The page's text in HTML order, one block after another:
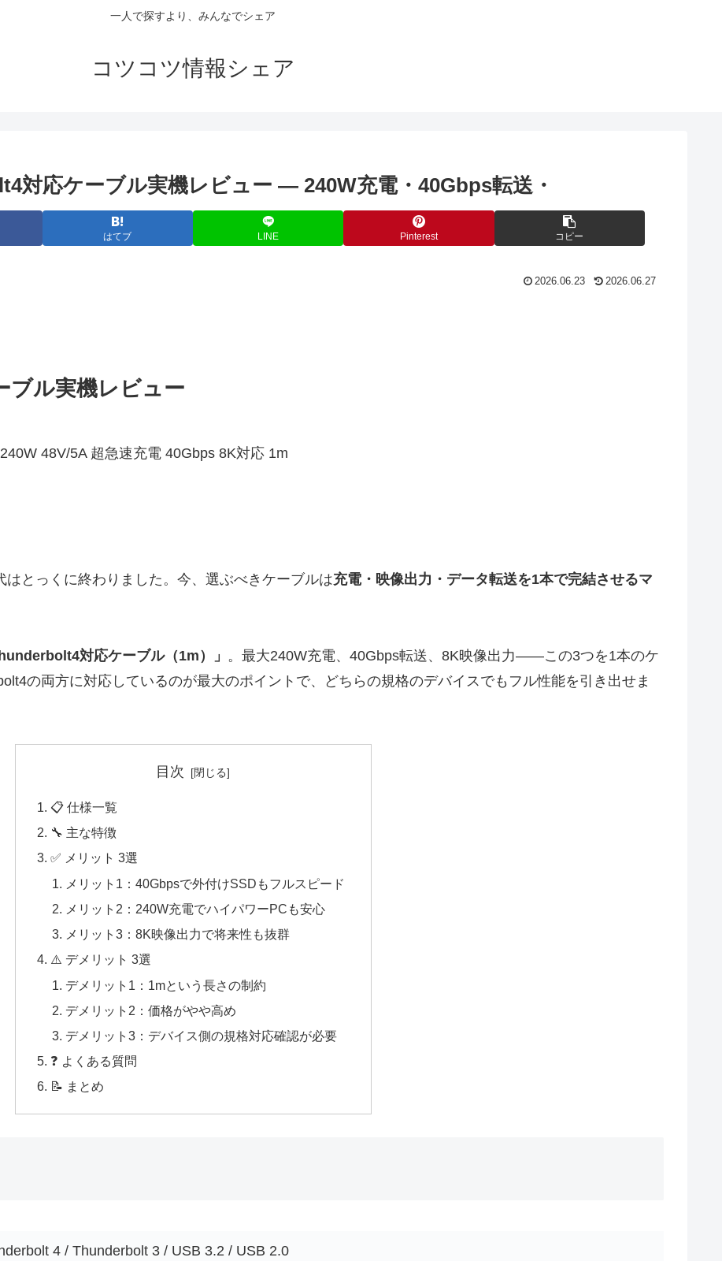
一人で探すより、みんなでシェア
コツコツ情報シェア
対応ケーブル実機レビュー — 240W充電・40Gbps転送・
はてブ LINE Pinterest コピー
2026.06.23 2026.06.27
ル実機レビュー
48V/5A 超急速充電 40Gbps 8K対応 1m
とっくに終わりました。今、選ぶべきケーブルは充電・映像出力・データ転送を1本で完結させるマ
対応ケーブル（1m）」
。最大240W充電、40Gbps転送、8K映像出力——この3つを1本のケ
の両方に対応しているのが最大のポイントで、どちらの規格のデバイスでもフル性能を引き出せま
目次
📋 仕様一覧
🔧 主な特徴
✅ メリット 3選
メリット1：40Gbpsで外付けSSDもフルスピード
メリット2：240W充電でハイパワーPCも安心
メリット3：8K映像出力で将来性も抜群
⚠️ デメリット 3選
デメリット1：1mという長さの制約
デメリット2：価格がやや高め
デメリット3：デバイス側の規格対応確認が必要
❓ よくある質問
📝 まとめ
4 / Thunderbolt 3 / USB 3.2 / USB 2.0